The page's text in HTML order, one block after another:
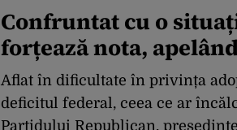
Confruntat cu o
forțează nota,
Aflat în dificultate în privința
deficitul federal, ceea ce ar
Partidului Republican,